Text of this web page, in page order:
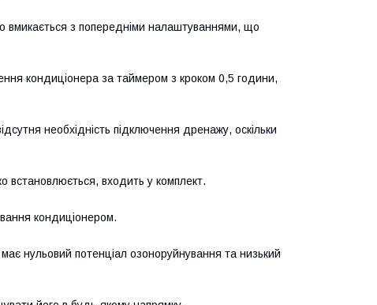
вмикається з попередніми налаштуваннями, що
кондиціонера за таймером з кроком 0,5 години,
необхідність підключення дренажу, оскільки
встановлюється, входить у комплект.
кондиціонером.
нульовий потенціал озоноруйнування та низький